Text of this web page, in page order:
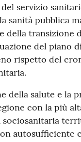
servizio
sanità pubblica
della transizione
del piano
rispetto del
della salute e la
con la più
sociosanitaria
autosufficiente